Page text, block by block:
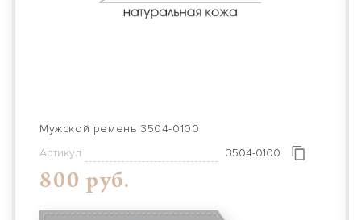
Мужской ремень 3504-0100
Артикул
3504-0100
800 руб.